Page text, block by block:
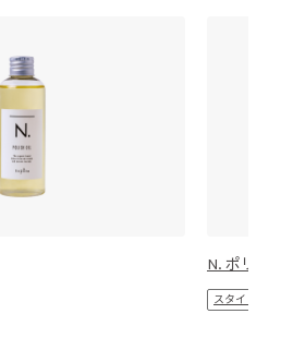
N. ポリッ
スタイリング